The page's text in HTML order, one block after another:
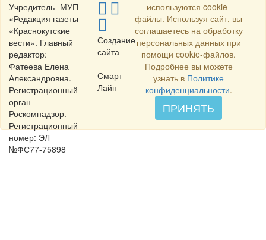
Учредитель- МУП
«Редакция газеты
«Краснокутские
вести». Главный
редактор:
Фатеева Елена
Александровна.
Регистрационный
орган -
Роскомнадзор.
Регистрационный
номер: ЭЛ
№ФС77-75898
Создание
сайта
—
Смарт
Лайн
используются cookie-
файлы. Используя сайт, вы
соглашаетесь на обработку
персональных данных при
помощи cookie-файлов.
Подробнее вы можете
узнать в Политике
конфиденциальности.
ПРИНЯТЬ